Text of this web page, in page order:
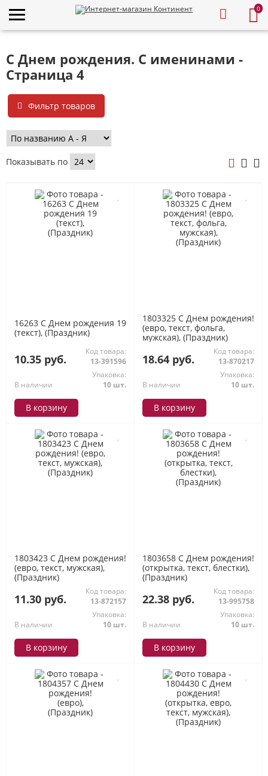
0
С Днем рождения. С именинами -
Страница 4
Фильтр товаров
Показывать по
16263 С Днем рождения 19
(текст), (Праздник)
10.35 руб.
Код товара:
13-391596
В наличии
Упаковка:
10 шт.
В корзину
1803325 С Днем рождения!
(евро, текст, фольга,
мужская), (Праздник)
18.64 руб.
Код товара:
13-870217
В наличии
Упаковка:
10 шт.
В корзину
1803423 С Днем рождения!
(евро, текст, мужская),
(Праздник)
11.30 руб.
Код товара:
13-872157
В наличии
Упаковка:
10 шт.
В корзину
1803658 С Днем рождения!
(открытка, текст, блестки),
(Праздник)
22.38 руб.
Код товара:
13-995758
В наличии
Упаковка:
10 шт.
В корзину